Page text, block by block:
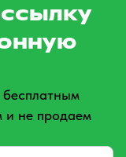
бесплатным
и не продаем